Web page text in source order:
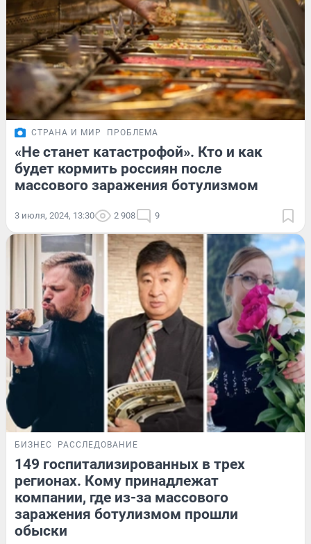
СТРАНА И МИР ПРОБЛЕМА
«Не станет катастрофой». Кто и как
будет кормить россиян после
массового заражения ботулизмом
3 июля, 2024, 13:30 2 908 9
БИЗНЕС РАССЛЕДОВАНИЕ
149 госпитализированных в трех
регионах. Кому принадлежат
компании, где из-за массового
заражения ботулизмом прошли
обыски